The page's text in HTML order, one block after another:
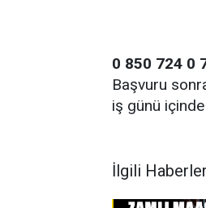
0 850 724 0
Başvuru
iş günü içinde
İlgili Haberler